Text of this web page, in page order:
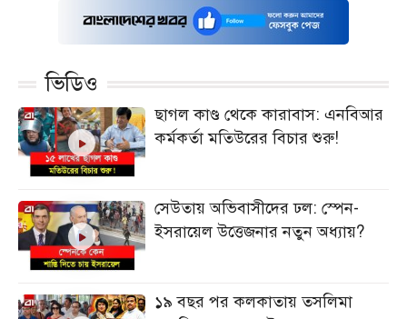
ভিডিও
ছাগল কাণ্ড থেকে কারাবাস: এনবিআর
কর্মকর্তা মতিউরের বিচার শুরু!
সেউতায় অভিবাসীদের ঢল: স্পেন-
ইসরায়েল উত্তেজনার নতুন অধ্যায়?
১৯ বছর পর কলকাতায় তসলিমা